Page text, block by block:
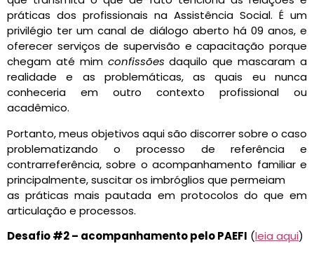
práticas dos profissionais na Assistência Social. É um
privilégio ter um canal de diálogo aberto há 09 anos, e
oferecer serviços de supervisão e capacitação porque
chegam até mim confissões daquilo que mascaram a
realidade e as problemáticas, as quais eu nunca
conheceria em outro contexto profissional ou
acadêmico.
Portanto, meus objetivos aqui são discorrer sobre o caso
problematizando o processo de referência e
contrarreferência, sobre o acompanhamento familiar e
principalmente, suscitar os imbróglios que permeiam
as práticas mais pautada em protocolos do que em
articulação e processos.
Desafio #2 – acompanhamento pelo PAEFI (leia aqui)